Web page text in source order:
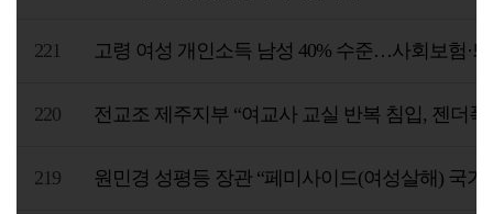
221 고령 여성 개인소득 남성 40% 수준…사회보험·
220 전교조 제주지부 “여교사 교실 반복 침입, 젠더폭
219 원민경 성평등 장관 “페미사이드(여성살해) 국가